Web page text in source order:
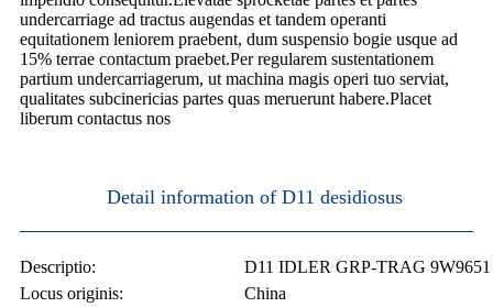
undercarriage ad tractus augendas et tandem operanti
equitationem leniorem praebent, dum suspensio bogie usque ad
15% terrae contactum praebet.Per regularem sustentationem
partium undercarriagerum, ut machina magis operi tuo serviat,
qualitates subcinericias partes quas meruerunt habere.Placet
liberum contactus nos
Detail information of D11 desidiosus
Descriptio:
D11 IDLER GRP-TRAG 9W9651
Locus originis:
China